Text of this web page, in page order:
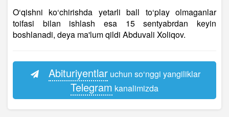
O‘qishni ko‘chirishda yetarli ball to‘play olmaganlar
toifasi bilan ishlash esa 15 sentyabrdan keyin
boshlanadi, deya ma'lum qildi Abduvali Xoliqov.
Abituriyentlaruchun so‘nggi yangiliklar
Telegram kanalimizda